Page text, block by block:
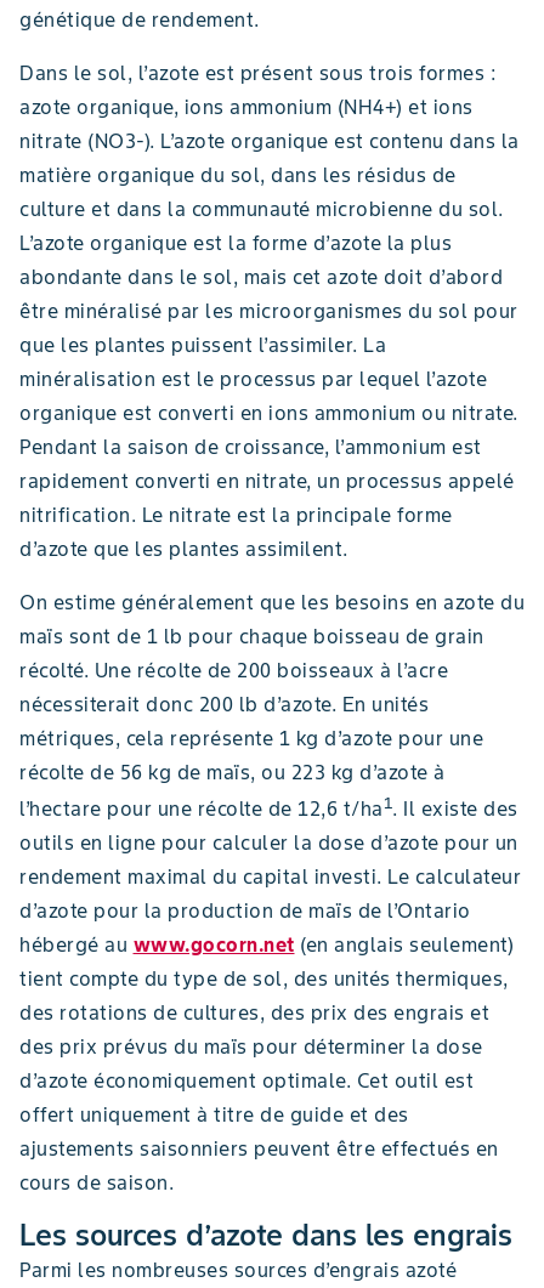
génétique de rendement.
Dans le sol, l’azote est présent sous trois formes :
azote organique, ions ammonium (NH4+) et ions
nitrate (NO3-). L’azote organique est contenu dans la
matière organique du sol, dans les résidus de
culture et dans la communauté microbienne du sol.
L’azote organique est la forme d’azote la plus
abondante dans le sol, mais cet azote doit d’abord
être minéralisé par les microorganismes du sol pour
que les plantes puissent l’assimiler. La
minéralisation est le processus par lequel l’azote
organique est converti en ions ammonium ou nitrate.
Pendant la saison de croissance, l’ammonium est
rapidement converti en nitrate, un processus appelé
nitrification. Le nitrate est la principale forme
d’azote que les plantes assimilent.
On estime généralement que les besoins en azote du
maïs sont de 1 lb pour chaque boisseau de grain
récolté. Une récolte de 200 boisseaux à l’acre
nécessiterait donc 200 lb d’azote. En unités
métriques, cela représente 1 kg d’azote pour une
récolte de 56 kg de maïs, ou 223 kg d’azote à
l’hectare pour une récolte de 12,6 t/ha1. Il existe des
outils en ligne pour calculer la dose d’azote pour un
rendement maximal du capital investi. Le calculateur
d’azote pour la production de maïs de l’Ontario
hébergé au www.gocorn.net (en anglais seulement)
tient compte du type de sol, des unités thermiques,
des rotations de cultures, des prix des engrais et
des prix prévus du maïs pour déterminer la dose
d’azote économiquement optimale. Cet outil est
offert uniquement à titre de guide et des
ajustements saisonniers peuvent être effectués en
cours de saison.
Les sources d’azote dans les engrais
Parmi les nombreuses sources d’engrais azoté